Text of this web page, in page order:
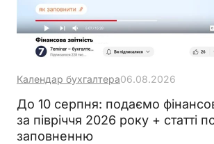
Календар бухгалтера06.08.2026
До 10 серпня: подаємо
за півріччя 2026 року + статті
заповненню